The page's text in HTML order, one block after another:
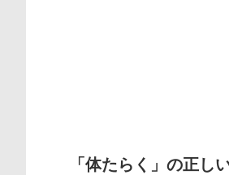
「体たらく」の正し